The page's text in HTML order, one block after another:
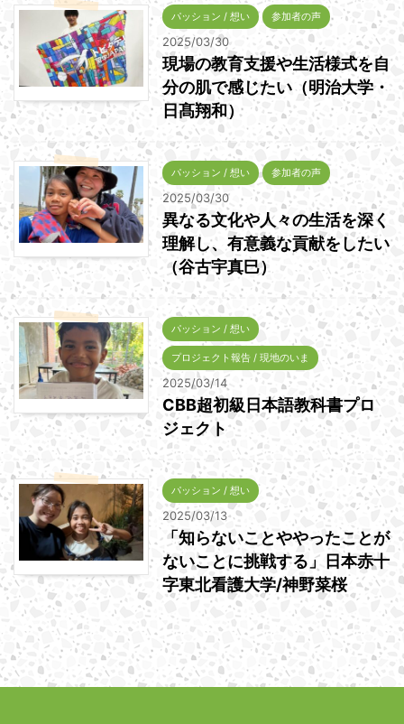
パッション / 想い 参加者の声
2025/03/30
現場の教育支援や生活様式を自
分の肌で感じたい（明治大学・
日髙翔和）
パッション / 想い 参加者の声
2025/03/30
異なる文化や人々の生活を深く
理解し、有意義な貢献をしたい
（谷古宇真巳）
パッション / 想い
プロジェクト報告 / 現地のいま
2025/03/14
CBB超初級日本語教科書プロ
ジェクト
パッション / 想い
2025/03/13
「知らないことややったことが
ないことに挑戦する」日本赤十
字東北看護大学/神野菜桜